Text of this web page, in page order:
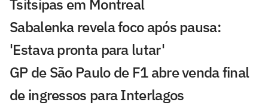
Tsitsipas em Montreal
Sabalenka revela foco após pausa:
'Estava pronta para lutar'
GP de São Paulo de F1 abre venda final
de ingressos para Interlagos